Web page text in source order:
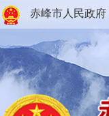
赤峰市人民政府